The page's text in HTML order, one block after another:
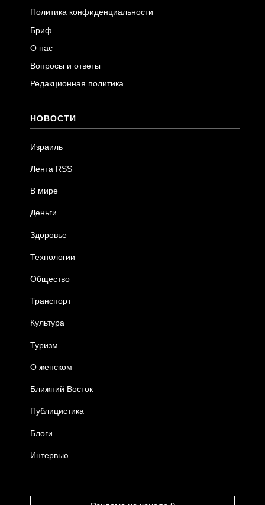
Политика конфиденциальности
Бриф
О нас
Вопросы и ответы
Редакционная политика
НОВОСТИ
Израиль
Лента RSS
В мире
Деньги
Здоровье
Технологии
Общество
Транспорт
Культура
Туризм
О женском
Ближний Восток
Публицистика
Блоги
Интервью